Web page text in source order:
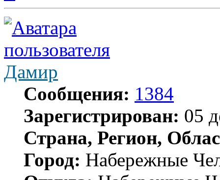
Дамир
Сообщения: 1384
Зарегистрирован: 05
Страна, Регион,
Город: Набережные